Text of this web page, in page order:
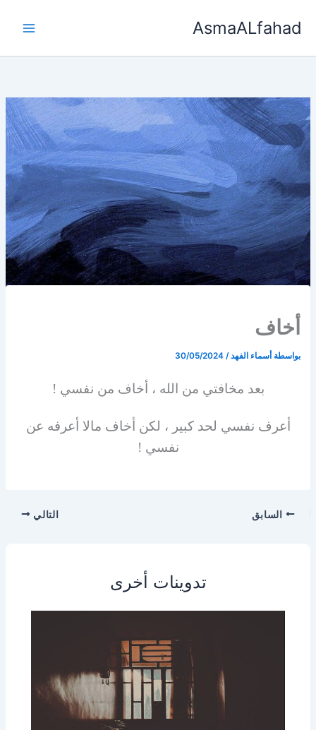
AsmaALfahad
أخاف
بواسطة أسماء الفهد/
30/05/2024
بعد مخافتي من الله ، أخاف من نفسي !
أعرف نفسي لحد كبير ، لكن أخاف مالا أعرفه عن
نفسي !
السابق التالي
تدوينات أخرى